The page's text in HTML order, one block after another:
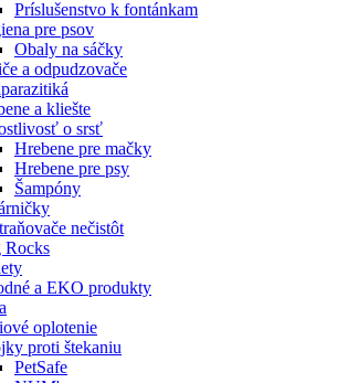
Príslušenstvo k fontánkam
pre psov
Obaly na sáčky
a odpudzovače
a kliešte
o srsť
Hrebene pre mačky
Hrebene pre psy
Šampóny
nečistôt
Rocks
a EKO produkty
oplotenie
proti štekaniu
PetSafe